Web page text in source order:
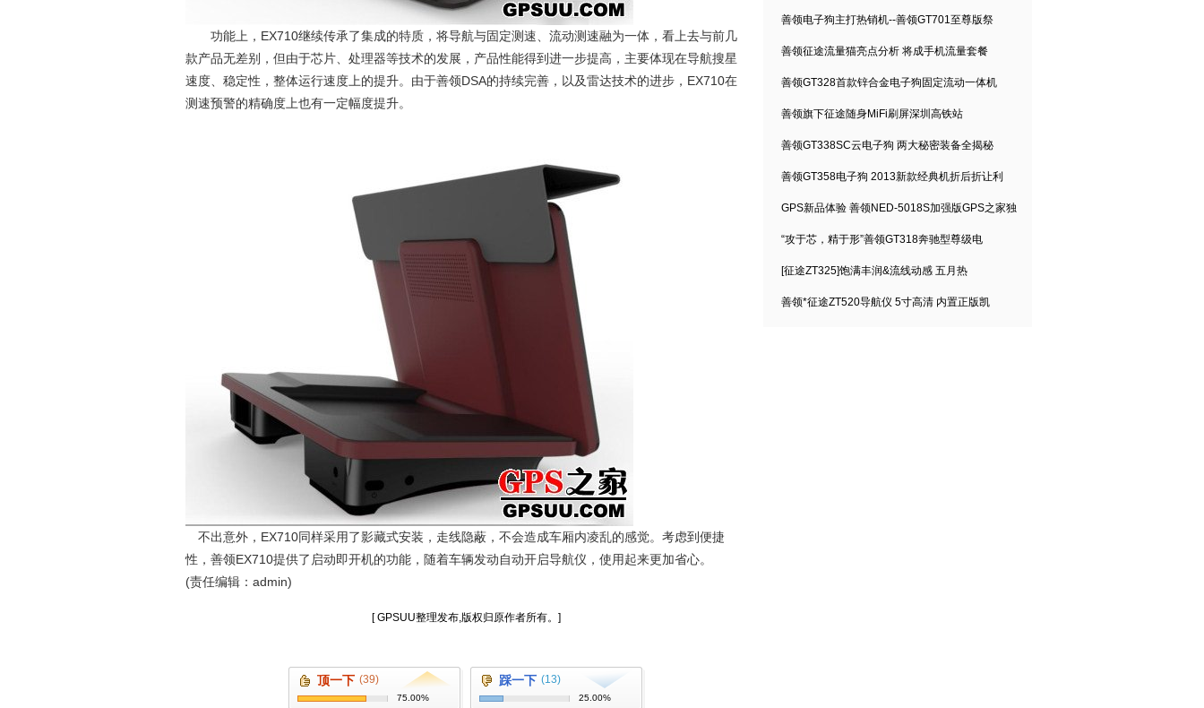
功能上， EX710继续传承了集成的特质，将导航与固定测速、流动测速融为一体，看上去与前几
款产品无差别，但由于芯片、处理器等技术的发展，产品性能得到进一步提高，主要体现在导航搜星
速度、稳定性，整体运行速度上的提升。由于善领DSA的持续完善，以及雷达技术的进步， EX710在
测速预警的精确度上也有一定幅度提升。
不出意外， EX710 同样采用了影藏式安装，走线隐蔽，不会造成车厢内凌乱的感觉。考虑到便捷
性，善领EX710提供了启动即开机的功能，随着车辆发动自动开启导航仪，使用起来更加省心。
(责任编辑：admin)
[ GPSUU整理发布,版权归原作者所有。]
顶一下 (39)
75.00%
踩一下 (13)
25.00%
善领电子狗主打热销机--善领GT701至尊版祭
善领征途流量猫亮点分析 将成手机流量套餐
善领GT328首款锌合金电子狗固定流动一体机
善领旗下征途随身MiFi刷屏深圳高铁站
善领GT338SC云电子狗 两大秘密装备全揭秘
善领GT358电子狗 2013新款经典机折后折让利
GPS新品体验 善领NED-5018S加强版GPS之家独
“攻于芯，精于形”善领GT318奔驰型尊级电
[征途ZT325]饱满丰润&流线动感 五月热
善领*征途ZT520导航仪 5寸高清 内置正版凯